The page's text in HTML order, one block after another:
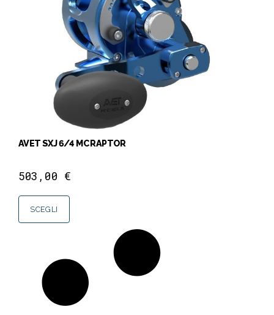
AVET SXJ 6/4 MC RAPTOR
503,00 €
SCEGLI